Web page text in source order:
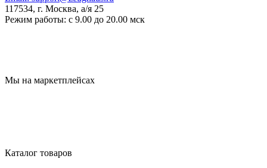
117534, г. Москва, а/я 25
Режим работы: с 9.00 до 20.00 мск
Мы на маркетплейсах
Каталог товаров